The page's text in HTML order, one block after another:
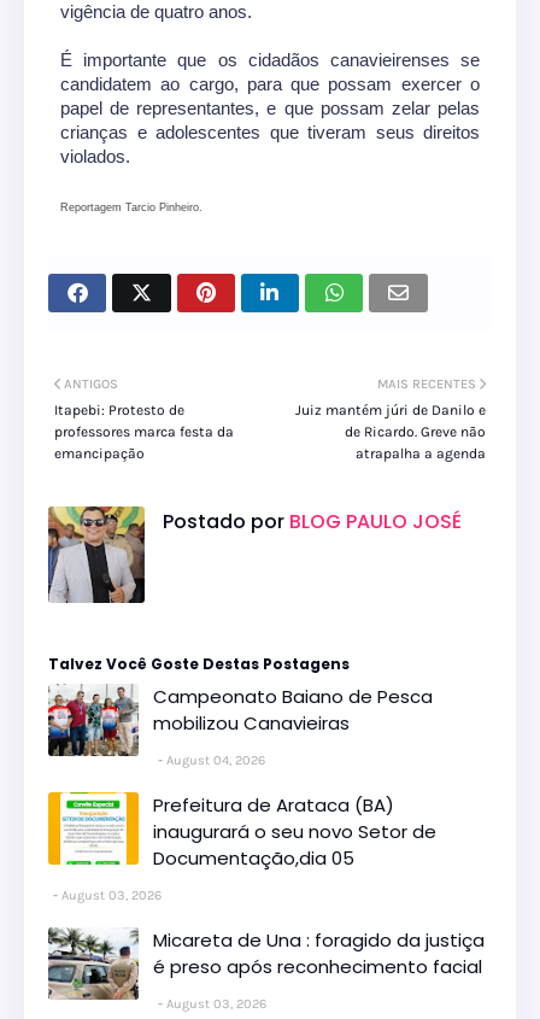
vigência de quatro anos.
É importante que os cidadãos canavieirenses se
candidatem ao cargo, para que possam exercer o
papel de representantes, e que possam zelar pelas
crianças e adolescentes que tiveram seus direitos
violados.
Reportagem Tarcio Pinheiro.
MAIS RECENTES
Juiz mantém júri de Danilo e
de Ricardo. Greve não
atrapalha a agenda
ANTIGOS
Itapebi: Protesto de
professores marca festa da
emancipação
Postado por BLOG PAULO JOSÉ
Talvez Você Goste Destas Postagens
Campeonato Baiano de Pesca
mobilizou Canavieiras
August 04, 2026
Prefeitura de Arataca (BA)
inaugurará o seu novo Setor de
Documentação,dia 05
August 03, 2026
Micareta de Una : foragido da justiça
é preso após reconhecimento facial
August 03, 2026